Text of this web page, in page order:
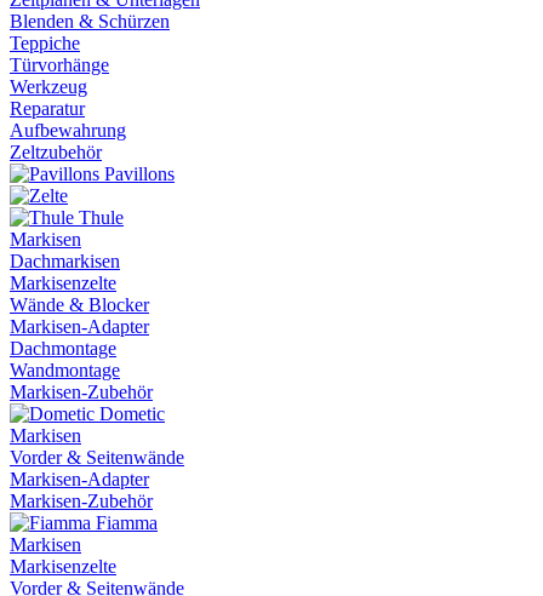
Blenden & Schürzen
Teppiche
Türvorhänge
Werkzeug
Reparatur
Aufbewahrung
Zeltzubehör
Pavillons
Thule
Markisen
Dachmarkisen
Markisenzelte
Wände & Blocker
Markisen-Adapter
Dachmontage
Wandmontage
Markisen-Zubehör
Dometic
Markisen
Vorder & Seitenwände
Markisen-Adapter
Markisen-Zubehör
Fiamma
Markisen
Markisenzelte
Vorder & Seitenwände